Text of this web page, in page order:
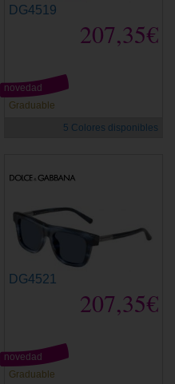
DG4519
207,35€
Graduable
novedad
5 Colores disponibles
DG4521
207,35€
Graduable
novedad